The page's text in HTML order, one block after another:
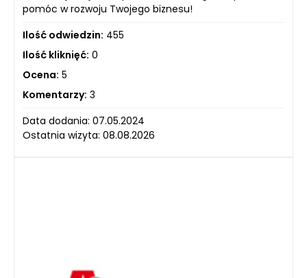
pomóc w rozwoju Twojego biznesu!
Ilość odwiedzin: 455
Ilość kliknięć: 0
Ocena: 5
Komentarzy: 3
Data dodania: 07.05.2024
Ostatnia wizyta: 08.08.2026